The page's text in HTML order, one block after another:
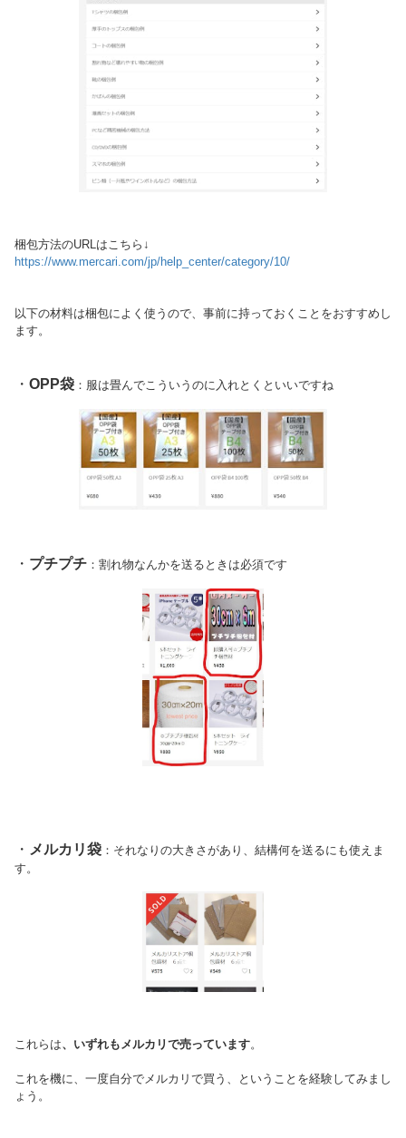
梱包方法のURLはこちら↓
https://www.mercari.com/jp/help_center/category/10/
以下の材料は梱包によく使うので、事前に持っておくことをおすすめし
ます。
・ OPP袋 ：服は畳んでこういうのに入れとくといいですね
・ プチプチ ：割れ物なんかを送るときは必須です
・ メルカリ袋 ：それなりの大きさがあり、結構何を送るにも使えま
す。
これらは、いずれもメルカリで売っています。
これを機に、一度自分でメルカリで買う、ということを経験してみまし
ょう。